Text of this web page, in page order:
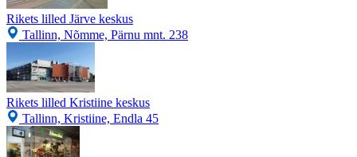
Rikets lilled Järve keskus
Tallinn, Nõmme, Pärnu mnt. 238
Rikets lilled Kristiine keskus
Tallinn, Kristiine, Endla 45